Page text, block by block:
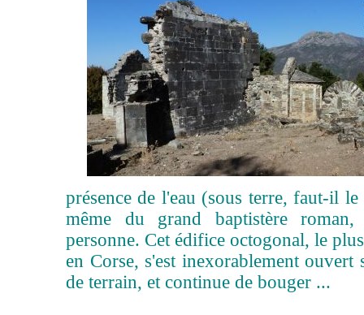
présence de l'eau (sous terre, faut-il le
même du grand baptistère
personne. Cet édifice octogonal, le
en Corse, s'est inexorablement ouvert
de terrain, et continue de bouger ...